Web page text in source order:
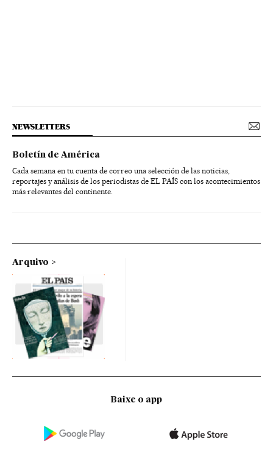
NEWSLETTERS
Boletín de América
Cada semana en tu cuenta de correo una selección de las noticias,
reportajes y análisis de los periodistas de EL PAÍS con los acontecimientos
más relevantes del continente.
Arquivo
Baixe o app